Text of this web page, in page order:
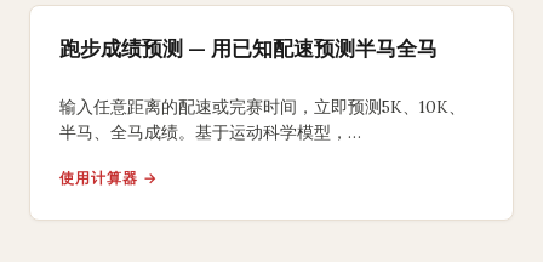
跑步成绩预测 — 用已知配速预测半马全马
输入任意距离的配速或完赛时间，立即预测5K、10K、
半马、全马成绩。基于运动科学模型，
使用计算器 →